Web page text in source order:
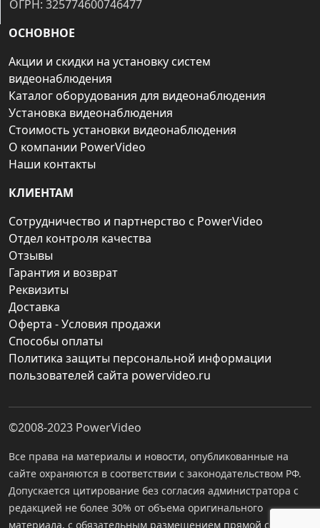
ОГРН: 325774600746477
ОСНОВНОЕ
Акции и скидки на установку систем
видеонаблюдения
Каталог оборудования для видеонаблюдения
Установка видеонаблюдения
Стоимость установки видеонаблюдения
О компании PowerVideo
Наши контакты
КЛИЕНТАМ
Сотрудничество и партнерство с PowerVideo
Отдел контроля качества
Отзывы
Гарантия и возврат
Реквизиты
Доставка
Оферта - Условия продажи
Способы оплаты
Политика защиты персональной информации
пользователей сайта powervideo.ru
©2008-2023 PowerVideo
Все права на материалы и новости, опубликованные на
сайте охраняются в соответствии с законодательством РФ.
Допускается цитирование без согласия администратора с
редакцией не более 30% от объема оригинального
материала, с обязательным размещением прямой ссылки